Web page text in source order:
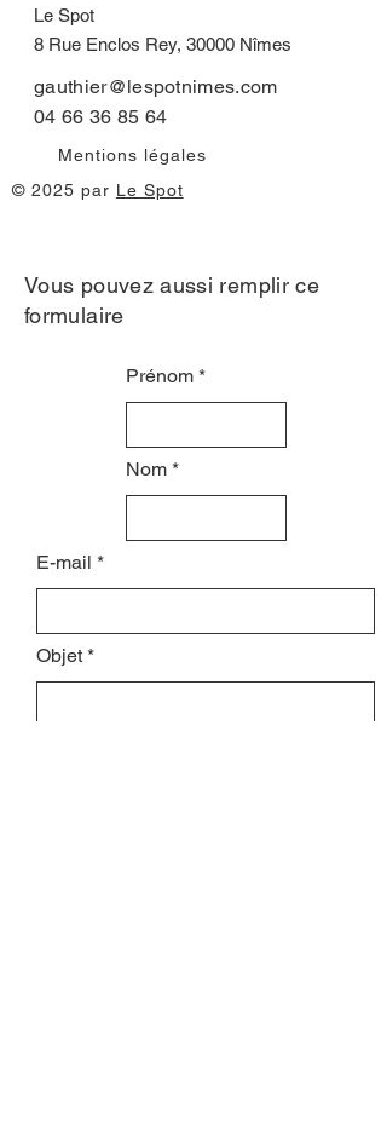
Le Spot
8 Rue Enclos Rey, 30000 Nîmes
gauthier@lespotnimes.com
04 66 36 85 64
Mentions légales
© 2025 par Le Spot
Vous pouvez aussi remplir ce
formulaire
Prénom
Nom
E-mail
Objet